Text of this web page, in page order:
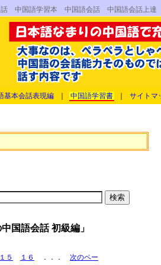
中国語学習本 中国語会話 中国語会話上達
基本会話表現編 中国語学習書 サイトマ
国語会話 初級編」
１５ １６ ．．． 次のペー